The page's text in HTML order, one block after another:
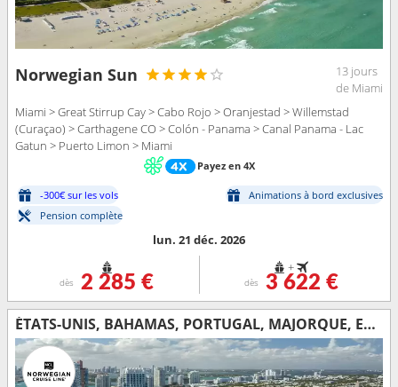
Norwegian Sun
13 jours
de Miami
Miami > Great Stirrup Cay > Cabo Rojo > Oranjestad > Willemstad
(Curaçao) > Carthagene CO > Colón - Panama > Canal Panama - Lac
Gatun > Puerto Limon > Miami
Payez en 4X
-300€ sur les vols
Animations à bord exclusives
Pension complète
lun. 21 déc. 2026
dès 2 285 €
+
dès 3 622 €
ÉTATS-UNIS, BAHAMAS, PORTUGAL, MAJORQUE, ESPAGNE, FRANCE, ITALIE